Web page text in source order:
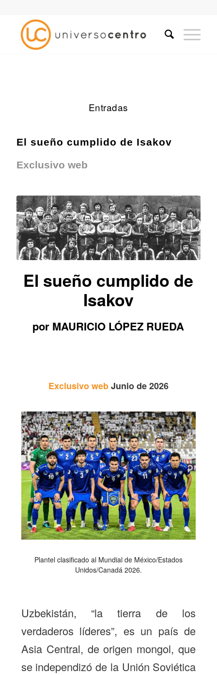
Entradas
El sueño cumplido de Isakov
Exclusivo web
El sueño cumplido de
Isakov
por MAURICIO LÓPEZ RUEDA
Exclusivo webJunio de 2026
Plantel clasificado al Mundial de México/Estados
Unidos/Canadá 2026.
Uzbekistán, “la tierra de los
verdaderos líderes”, es un país de
Asia Central, de origen mongol, que
se independizó de la Unión Soviética